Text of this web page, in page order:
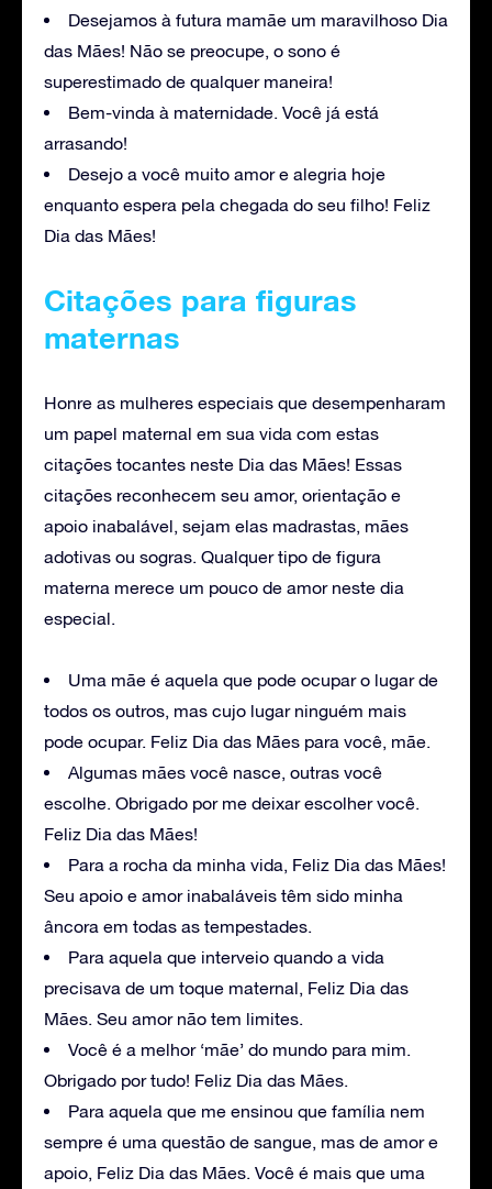
Desejamos à futura mamãe um maravilhoso Dia
das Mães! Não se preocupe, o sono é
superestimado de qualquer maneira!
Bem-vinda à maternidade. Você já está
arrasando!
Desejo a você muito amor e alegria hoje
enquanto espera pela chegada do seu filho! Feliz
Dia das Mães!
Citações para figuras
maternas
Honre as mulheres especiais que desempenharam
um papel maternal em sua vida com estas
citações tocantes neste Dia das Mães! Essas
citações reconhecem seu amor, orientação e
apoio inabalável, sejam elas madrastas, mães
adotivas ou sogras. Qualquer tipo de figura
materna merece um pouco de amor neste dia
especial.
Uma mãe é aquela que pode ocupar o lugar de
todos os outros, mas cujo lugar ninguém mais
pode ocupar. Feliz Dia das Mães para você, mãe.
Algumas mães você nasce, outras você
escolhe. Obrigado por me deixar escolher você.
Feliz Dia das Mães!
Para a rocha da minha vida, Feliz Dia das Mães!
Seu apoio e amor inabaláveis têm sido minha
âncora em todas as tempestades.
Para aquela que interveio quando a vida
precisava de um toque maternal, Feliz Dia das
Mães. Seu amor não tem limites.
Você é a melhor ‘mãe’ do mundo para mim.
Obrigado por tudo! Feliz Dia das Mães.
Para aquela que me ensinou que família nem
sempre é uma questão de sangue, mas de amor e
apoio, Feliz Dia das Mães. Você é mais que uma